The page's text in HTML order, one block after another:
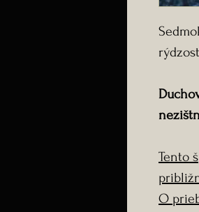
Tento
O